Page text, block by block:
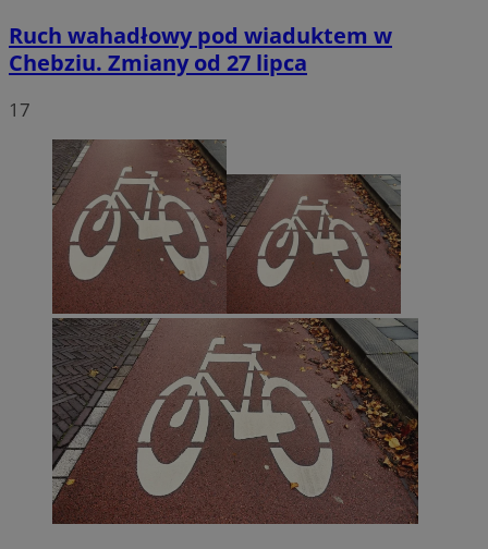
Ruch wahadłowy pod wiaduktem w
Chebziu. Zmiany od 27 lipca
17